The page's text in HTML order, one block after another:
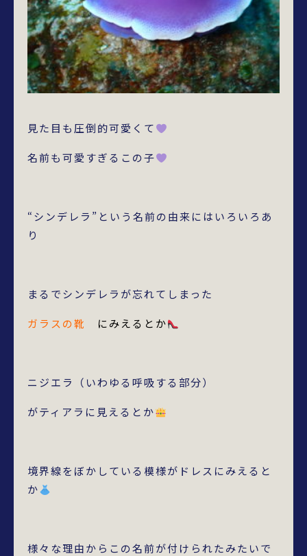
見た目も圧倒的可愛くて
名前も可愛すぎるこの子
“シンデレラ”という名前の由来にはいろいろあ
り
まるでシンデレラが忘れてしまった
ガラスの靴 にみえるとか
ニジエラ（いわゆる呼吸する部分）
がティアラに見えるとか
境界線をぼかしている模様がドレスにみえると
か
様々な理由からこの名前が付けられたみたいで